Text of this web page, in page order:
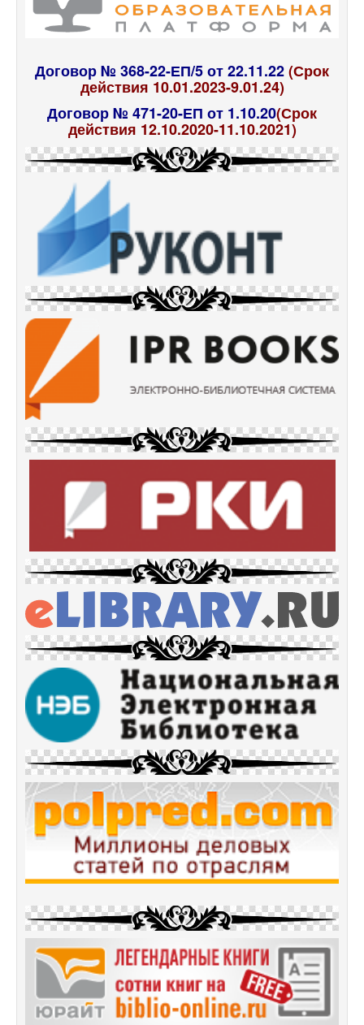
Договор № 368-22-ЕП/5 от 22.11.22(Срок
действия 10.01.2023-9.01.24)
Договор № 471-20-ЕП от 1.10.20(Срок
действия 12.10.2020-11.10.2021)